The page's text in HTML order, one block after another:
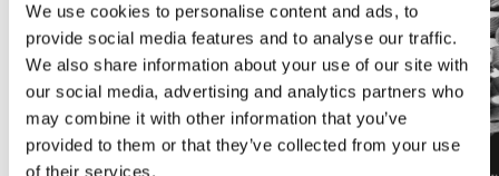
We use cookies to personalise content and ads, to
provide social media features and to analyse our traffic.
We also share information about your use of our site with
our social media, advertising and analytics partners who
may combine it with other information that you’ve
provided to them or that they’ve collected from your use
of their services.